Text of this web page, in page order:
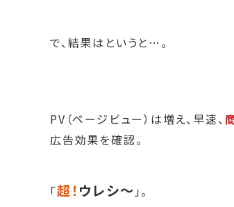
で、結果はというと…。
PV（ページビュー）は増え、早速、
広告効果を確認。
「超！ウレシ～ 」。